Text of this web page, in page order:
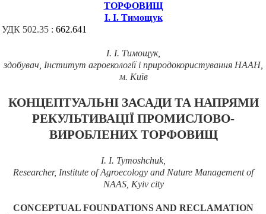
ТОРФОВИЩ
І. І. Тимощук
УДК 502.35 : 662.641
І. І. Тимощук,
здобувач, Інститут агроекології і природокористування НААН,
м. Київ
КОНЦЕПТУАЛЬНІ ЗАСАДИ ТА НАПРЯМИ
РЕКУЛЬТИВАЦІЇ ПРОМИСЛОВО-
ВИРОБЛЕНИХ ТОРФОВИЩ
I. І. Tymoshchuk,
Researcher, Institute of Agroecology and Nature Management of
NAAS, Kyiv city
CONCEPTUAL FOUNDATIONS AND RECLAMATION